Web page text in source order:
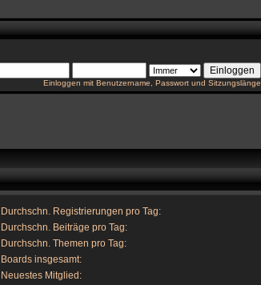
Einloggen mit Benutzername, Passwort und Sitzungslänge
Durchschn. Registrierungen pro Tag:
Durchschn. Beiträge pro Tag:
Durchschn. Themen pro Tag:
Boards insgesamt:
Neuestes Mitglied: